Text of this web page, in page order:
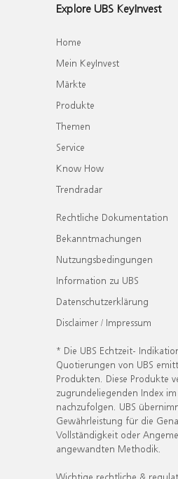
Explore UBS KeyInvest
Home
Mein KeyInvest
Märkte
Produkte
Themen
Service
Know How
Trendradar
Rechtliche Dokumentation
Bekanntmachungen
Nutzungsbedingungen
Information zu UBS
Datenschutzerklärung
Disclaimer / Impressum
* Die UBS Echtzeit-
Quotierungen von UBS
Produkten. Diese Produkte
zugrundeliegenden Index
nachzufolgen. UBS
Gewährleistung für die
Vollständigkeit oder
angewandten Methodik.